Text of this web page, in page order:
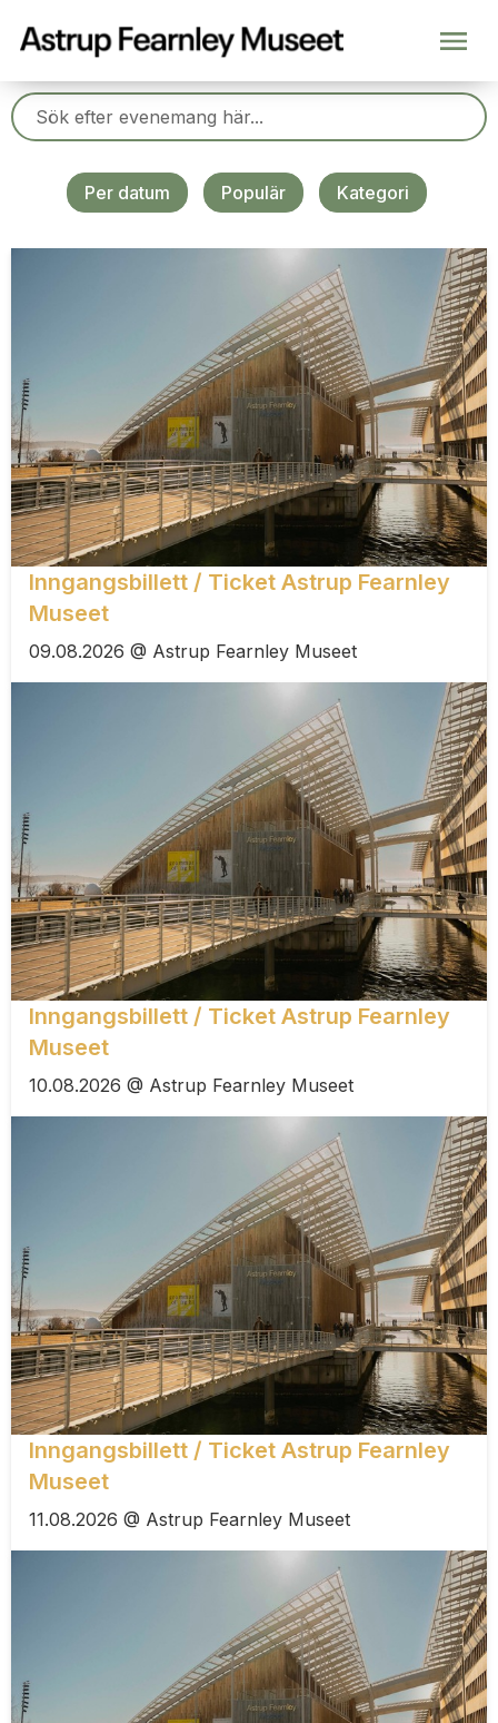
Per datum Populär Kategori
Inngangsbillett / Ticket Astrup Fearnley
Museet
09.08.2026 @ Astrup Fearnley Museet
Inngangsbillett / Ticket Astrup Fearnley
Museet
10.08.2026 @ Astrup Fearnley Museet
Inngangsbillett / Ticket Astrup Fearnley
Museet
11.08.2026 @ Astrup Fearnley Museet